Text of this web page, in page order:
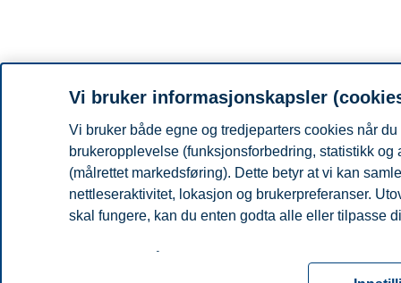
Vi bruker informasjonskapsler
Vi bruker både egne og tredjeparters cookies når
brukeropplevelse (funksjonsforbedring, statistikk
(målrettet markedsføring). Dette betyr at vi kan
nettleseraktivitet, lokasjon og brukerpreferanser.
skal fungere, kan du enten godta alle eller tilpasse
for informasjonskapsler. Du kan når som helst